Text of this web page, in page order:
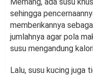
sehingga
memberikannya
jumlahnya agar pola
susu mengandung
Lalu, susu kucing juga